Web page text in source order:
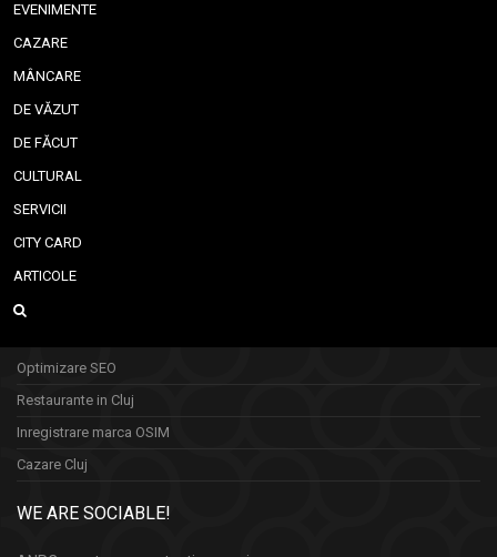
EVENIMENTE
CAZARE
MÂNCARE
DE VĂZUT
DE FĂCUT
CULTURAL
SERVICII
CITY CARD
ARTICOLE
Optimizare SEO
Restaurante in Cluj
Inregistrare marca OSIM
Cazare Cluj
WE ARE SOCIABLE!